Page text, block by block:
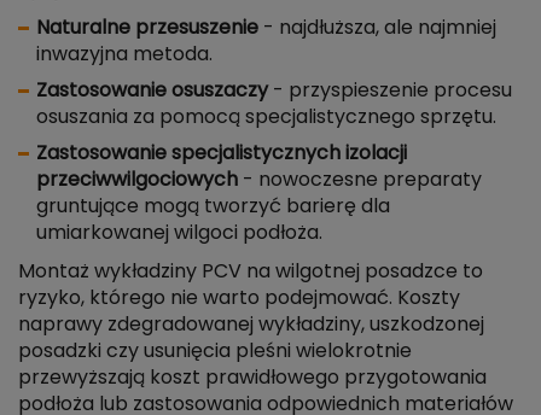
Naturalne przesuszenie - najdłuższa, ale najmniej
inwazyjna metoda.
Zastosowanie osuszaczy- przyspieszenie procesu
osuszania za pomocą specjalistycznego sprzętu.
Zastosowanie specjalistycznych izolacji
przeciwwilgociowych - nowoczesne preparaty
gruntujące mogą tworzyć barierę dla
umiarkowanej wilgoci podłoża.
Montaż wykładziny PCV na wilgotnej posadzce to
ryzyko, którego nie warto podejmować. Koszty
naprawy zdegradowanej wykładziny, uszkodzonej
posadzki czy usunięcia pleśni wielokrotnie
przewyższają koszt prawidłowego przygotowania
podłoża lub zastosowania odpowiednich materiałów